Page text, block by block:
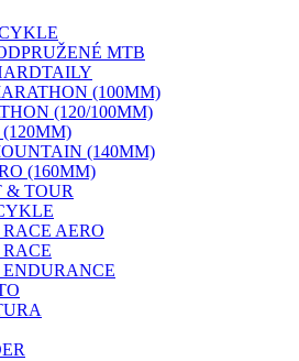
MTB
(100MM)
(120/100MM)
(140MM)
(160MM)
& TOUR
AERO